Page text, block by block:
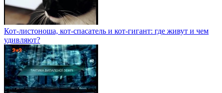
Кот-листоноша, кот-спасатель и кот-гигант: где живут и чем
удивляют?